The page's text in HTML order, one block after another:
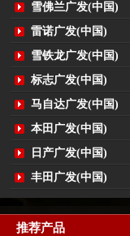
雪佛兰广发(中国)
雷诺广发(中国)
雪铁龙广发(中国)
标志广发(中国)
马自达广发(中国)
本田广发(中国)
日产广发(中国)
丰田广发(中国)
推荐产品